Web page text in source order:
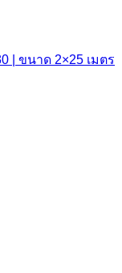
| ขนาด 2×25 เมตร